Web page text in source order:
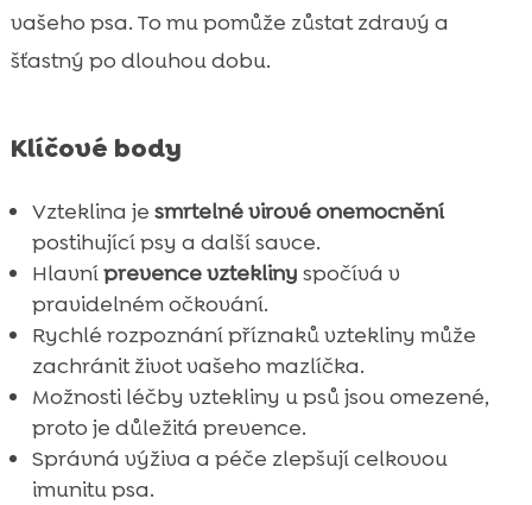
vašeho psa. To mu pomůže zůstat zdravý a
šťastný po dlouhou dobu.
Klíčové body
Vzteklina je smrtelné virové onemocnění
postihující psy a další savce.
Hlavníprevence vztekliny spočívá v
pravidelném očkování.
Rychlé rozpoznání příznaků vztekliny může
zachránit život vašeho mazlíčka.
Možnosti léčby vztekliny u psů jsou omezené,
proto je důležitá prevence.
Správná výživa a péče zlepšují celkovou
imunitu psa.